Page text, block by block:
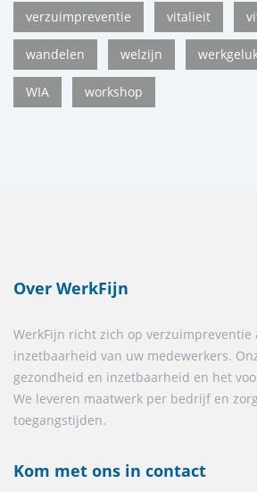
verzuimpreventie vitalieit
wandelen welzijn
WIA workshop
Over WerkFijn
WerkFijn richt zich op verzuimpreventie
inzetbaarheid van uw medewerkers.
gezondheid en inzetbaarheid en het
We leveren maatwerk per bedrijf en
toegangstijden.
Kom met ons in contact